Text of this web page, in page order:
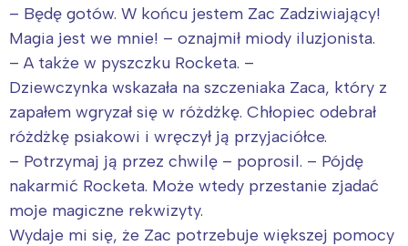
– Będę gotów. W końcu jestem Zac Zadziwiający!
Magia jest we mnie! – oznajmił miody iluzjonista.
– A także w pyszczku Rocketa. –
Dziewczynka wskazała na szczeniaka Zaca, który z
zapałem wgryzał się w różdżkę. Chłopiec odebrał
różdżkę psiakowi i wręczył ją przyjaciółce.
– Potrzymaj ją przez chwilę – poprosil. – Pójdę
nakarmić Rocketa. Może wtedy przestanie zjadać
moje magiczne rekwizyty.
Wydaje mi się, że Zac potrzebuje większej pomocy